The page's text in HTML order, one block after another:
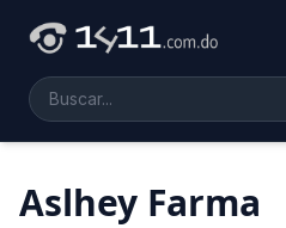
Aslhey Farma